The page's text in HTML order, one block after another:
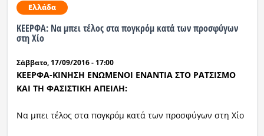
Ελλάδα
ΚΕΕΡΦΑ: Να μπει τέλος στα πογκρόμ κατά των προσφύγων
στη Χίο
Σάββατο, 17/09/2016 - 17:00
ΚΕΕΡΦΑ-ΚΙΝΗΣΗ ΕΝΩΜΕΝΟΙ ΕΝΑΝΤΙΑ ΣΤΟ ΡΑΤΣΙΣΜΟ
ΚΑΙ ΤΗ ΦΑΣΙΣΤΙΚΗ ΑΠΕΙΛΗ:
Να μπει τέλος στα πογκρόμ κατά των προσφύγων στη Χίο